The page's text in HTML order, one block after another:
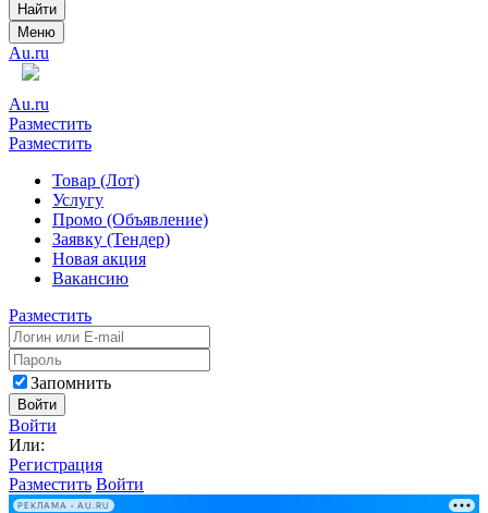
Найти
Меню
Au.ru
Au.ru
Разместить
Разместить
Товар (Лот)
Услугу
Промо (Объявление)
Заявку (Тендер)
Новая акция
Вакансию
Разместить
Запомнить
Войти
Войти
Или:
Регистрация
Разместить Войти
РЕКЛАМА • AU.RU